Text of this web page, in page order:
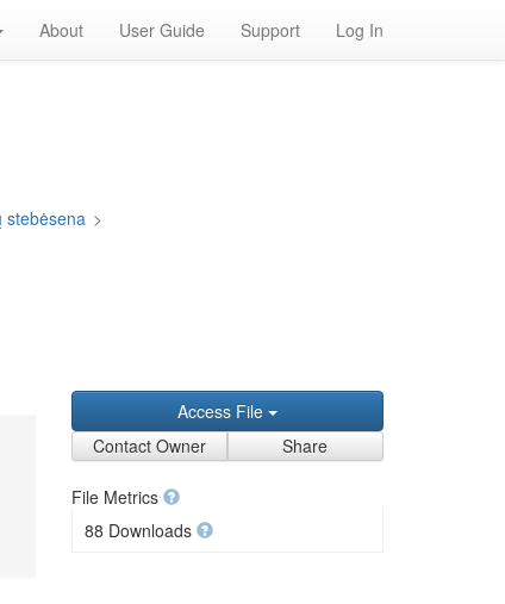
About User Guide Support Log In
stebėsena >
Access File
Contact Owner
Share
File Metrics
88 Downloads